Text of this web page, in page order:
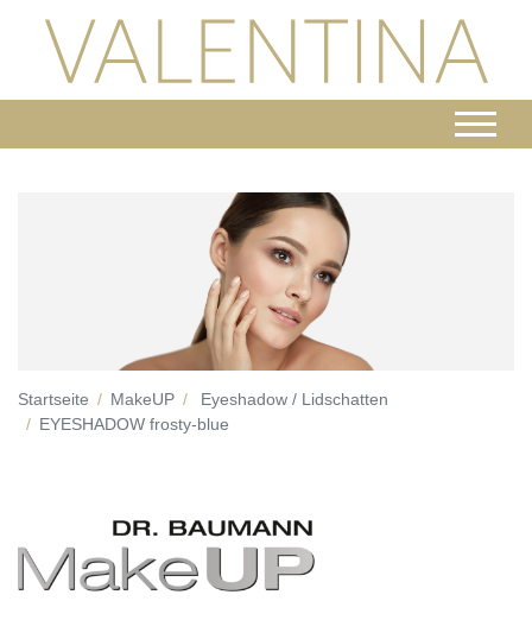
Startseite MakeUP
Eyeshadow / Lidschatten
EYESHADOW frosty-blue